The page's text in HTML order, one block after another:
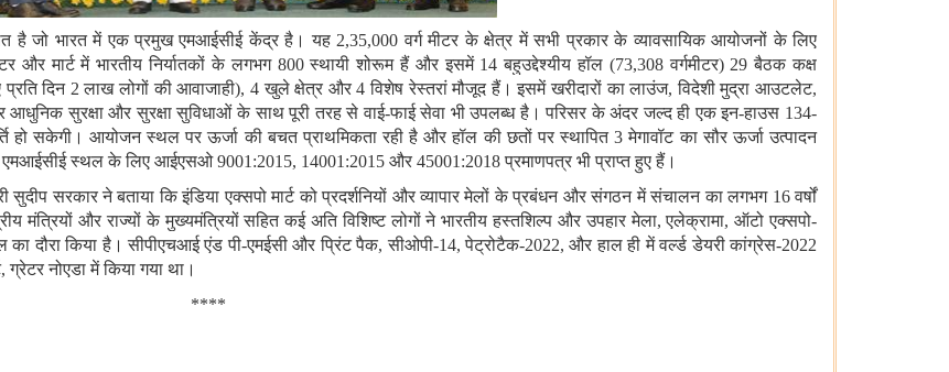
है जो भारत में एक प्रमुख एमआईसीई केंद्र है। यह 2,35,000 वर्ग मीटर के क्षेत्र में सभी प्रकार के व्यावसायिक आयोजनों के लिए
मार्ट में भारतीय निर्यातकों के लगभग 800 स्थायी शोरूम हैं और इसमें 14 बहुउद्देश्यीय हॉल (73,308 वर्गमीटर) 29 बैठक कक्ष
दिन 2 लाख लोगों की आवाजाही), 4 खुले क्षेत्र और 4 विशेष रेस्तरां मौजूद हैं। इसमें खरीदारों का लाउंज, विदेशी मुद्रा आउटलेट,
आधुनिक सुरक्षा और सुरक्षा सुविधाओं के साथ पूरी तरह से वाई-फाई सेवा भी उपलब्ध है। परिसर के अंदर जल्द ही एक इन-हाउस 134-
हो सकेगी। आयोजन स्थल पर ऊर्जा की बचत प्राथमिकता रही है और हॉल की छतों पर स्थापित 3 मेगावॉट का सौर ऊर्जा उत्पादन
स्थल के लिए आईएसओ 9001:2015, 14001:2015 और 45001:2018 प्रमाणपत्र भी प्राप्त हुए हैं।
सुदीप सरकार ने बताया कि इंडिया एक्सपो मार्ट को प्रदर्शनियों और व्यापार मेलों के प्रबंधन और संगठन में संचालन का लगभग 16 वर्षों
मंत्रियों और राज्यों के मुख्यमंत्रियों सहित कई अति विशिष्ट लोगों ने भारतीय हस्तशिल्प और उपहार मेला, एलेक्रामा, ऑटो एक्सपो-
दौरा किया है। सीपीएचआई एंड पी-एमईसी और प्रिंट पैक, सीओपी-14, पेट्रोटैक-2022, और हाल ही में वर्ल्ड डेयरी कांग्रेस-2022
नोएडा में किया गया था।
****